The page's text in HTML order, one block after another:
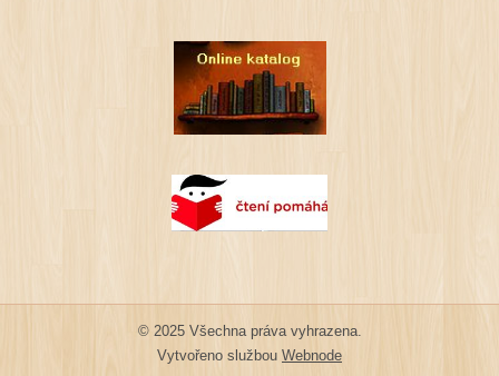
© 2025 Všechna práva vyhrazena.
Vytvořeno službou Webnode